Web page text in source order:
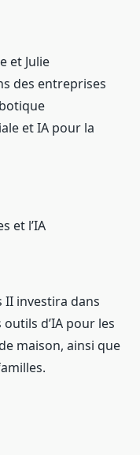
et Julie
des entreprises
et IA pour la
et l’IA
II investira dans
d’IA pour les
maison, ainsi que